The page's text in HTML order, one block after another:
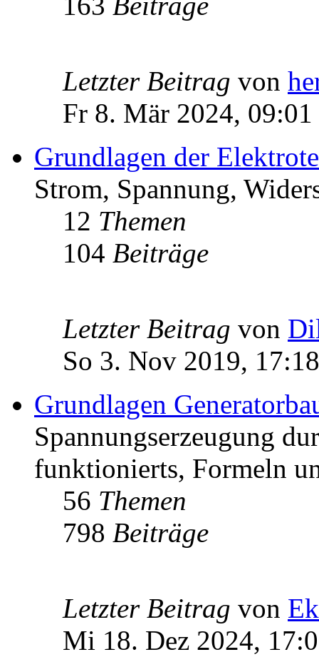
Letzter Beitrag von
Fr 8. Mär 2024, 09:01
Grundlagen der
Strom, Spannung,
12 Themen
104 Beiträge
Letzter Beitrag von
So 3. Nov 2019, 17:18
Grundlagen
Spannungserzeugung
funktionierts, Formeln
56 Themen
798 Beiträge
Letzter Beitrag von
Mi 18. Dez 2024,